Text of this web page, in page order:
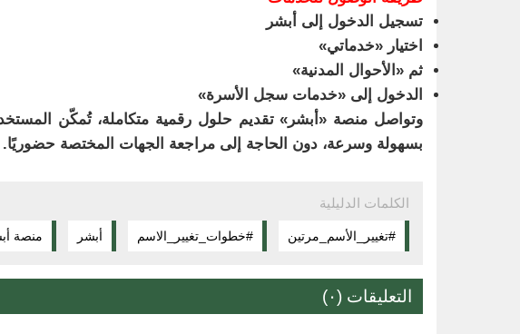
تسجيل الدخول إلى أبشر
اختيار «خدماتي»
ثم «الأحوال المدنية»
الدخول إلى «خدمات سجل الأسرة»
وتواصل منصة «أبشر» تقديم حلول رقمية متكاملة، تُمكّن
بسهولة وسرعة، دون الحاجة إلى مراجعة الجهات المختصة حضوريًا.
الكلمات الدليلية
#تغيير_الأسم_مرتين #خطوات_تغيير_الاسم أبشر منصة
التعليقات (٠)